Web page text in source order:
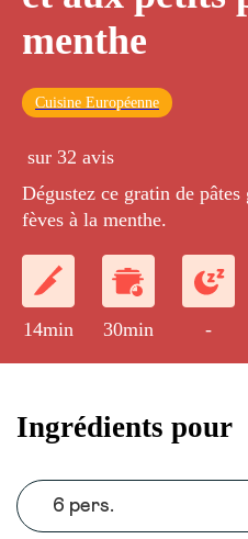
menthe
Cuisine Européenne
sur 32 avis
Dégustez ce gratin de
fèves à la menthe.
14min 30min -
Ingrédients pour
6 pers.